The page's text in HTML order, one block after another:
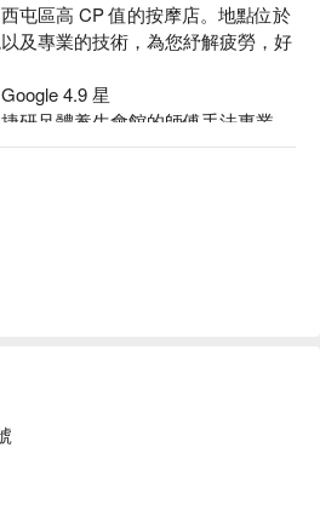
屯區高 CP 值的按摩店。地點位於
及專業的技術，為您紓解疲勞，好
4.9 星
研足體養生會館的師傅手法專業、
精湛的按摩技法，讓顧客擁有最佳
體的疲憊。環境整潔乾淨，資深的
放鬆、舒緩全身筋絡。